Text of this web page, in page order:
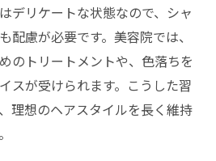
デリケートな状態なので、シャ
配慮が必要です。美容院では、
のトリートメントや、色落ちを
スが受けられます。こうした習
理想のヘアスタイルを長く維持